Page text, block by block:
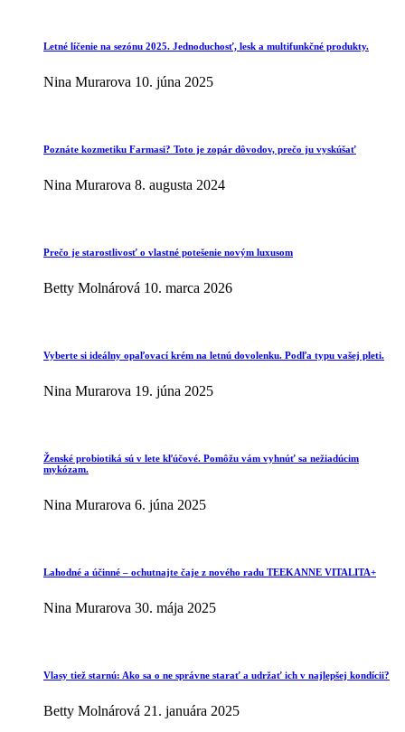
Letné líčenie na sezónu 2025. Jednoduchosť, lesk a multifunkčné produkty.
Nina Murarova 10. júna 2025
Poznáte kozmetiku Farmasi? Toto je zopár dôvodov, prečo ju vyskúšať
Nina Murarova 8. augusta 2024
Prečo je starostlivosť o vlastné potešenie novým luxusom
Betty Molnárová 10. marca 2026
Vyberte si ideálny opaľovací krém na letnú dovolenku. Podľa typu vašej pleti.
Nina Murarova 19. júna 2025
Ženské probiotiká sú v lete kľúčové. Pomôžu vám vyhnúť sa nežiadúcim
mykózam.
Nina Murarova 6. júna 2025
Lahodné a účinné – ochutnajte čaje z nového radu TEEKANNE VITALITA+
Nina Murarova 30. mája 2025
Vlasy tiež starnú: Ako sa o ne správne starať a udržať ich v najlepšej kondícii?
Betty Molnárová 21. januára 2025